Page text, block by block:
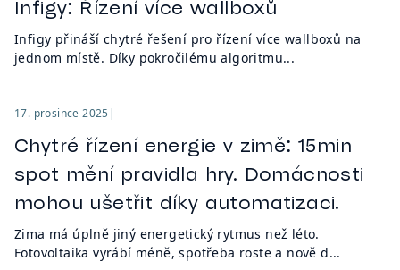
Infigy: Řízení více wallboxů
Infigy přináší chytré řešení pro řízení více wallboxů na
jednom místě. Díky pokročilému algoritmu...
17. prosince 2025|-
Chytré řízení energie v zimě: 15min
spot mění pravidla hry. Domácnosti
mohou ušetřit díky automatizaci.
Zima má úplně jiný energetický rytmus než léto.
Fotovoltaika vyrábí méně, spotřeba roste a nově d...